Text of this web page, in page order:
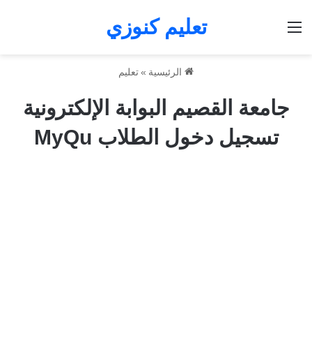
تعليم كنوزي
الرئيسية »تعليم
جامعة القصيم البوابة الإلكترونية
تسجيل دخول الطلاب MyQu